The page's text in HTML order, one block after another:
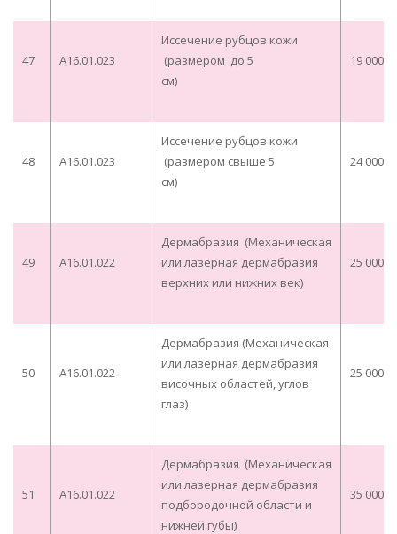
47 A16.01.023
Иссечение рубцов кожи
(размером до 5
см)
19
48 A16.01.023
Иссечение рубцов кожи
(размером свыше 5
см)
24
49 A16.01.022
Дермабразия (Механическая
или лазерная дермабразия
верхних или нижних век)
25
50 A16.01.022
Дермабразия (Механическая
или лазерная дермабразия
височных областей, углов
глаз)
25
51 A16.01.022
Дермабразия (Механическая
или лазерная дермабразия
подбородочной области и
нижней губы)
35